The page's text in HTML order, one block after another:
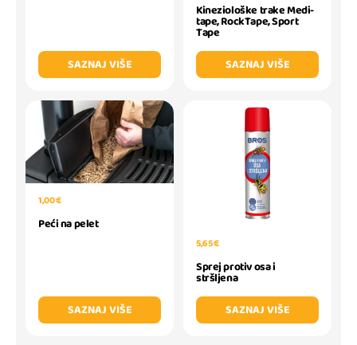
SAZNAJ VIŠE
Kineziološke trake Medi-
tape, RockTape, Sport
Tape
SAZNAJ VIŠE
1,00 €
Peći na pelet
SAZNAJ VIŠE
5,65 €
Sprej protiv osa i
stršljena
SAZNAJ VIŠE